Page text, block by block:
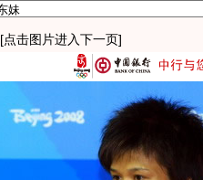
[点击图片进入下一页]